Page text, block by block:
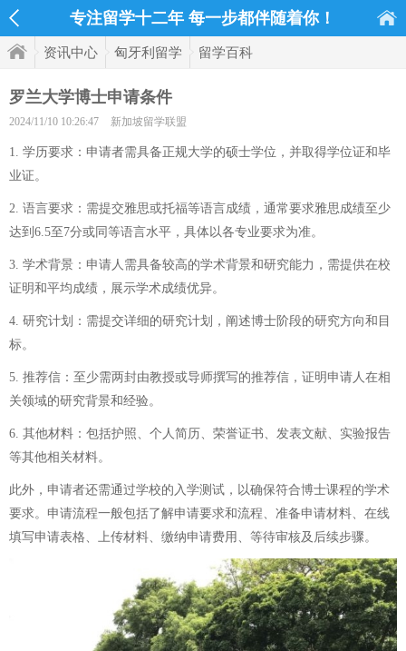
专注留学十二年 每一步都伴随着你！
资讯中心 匈牙利留学 留学百科
罗兰大学博士申请条件
2024/11/10 10:26:47 新加坡留学联盟
1. 学历要求：申请者需具备正规大学的硕士学位，并取得学位证和毕
业证。
2. 语言要求：需提交雅思或托福等语言成绩，通常要求雅思成绩至少
达到6.5至7分或同等语言水平，具体以各专业要求为准。
3. 学术背景：申请人需具备较高的学术背景和研究能力，需提供在校
证明和平均成绩，展示学术成绩优异。
4. 研究计划：需提交详细的研究计划，阐述博士阶段的研究方向和目
标。
5. 推荐信：至少需两封由教授或导师撰写的推荐信，证明申请人在相
关领域的研究背景和经验。
6. 其他材料：包括护照、个人简历、荣誉证书、发表文献、实验报告
等其他相关材料。
此外，申请者还需通过学校的入学测试，以确保符合博士课程的学术
要求。申请流程一般包括了解申请要求和流程、准备申请材料、在线
填写申请表格、上传材料、缴纳申请费用、等待审核及后续步骤。